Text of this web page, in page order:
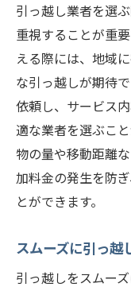
通勤・通
交通渋滞
赤帽恵庭スプ
引っ越し体験
赤帽恵庭
地域密着
引っ越し
お客様の
アフター
札幌市東区で
引っ越し業者を選
重視することが重
える際には、地域
な引っ越しが期待
依頼し、サービス
適な業者を選ぶこ
物の量や移動距離
加料金の発生を防
とができます。
スムーズに引っ越
引っ越しをスムー